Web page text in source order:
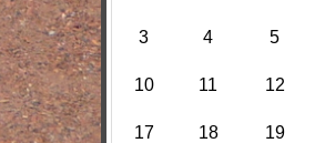
3 4 5
10 11 12
17 18 19